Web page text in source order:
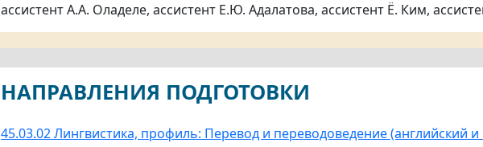
ассистент А.А. Оладеле, ассистент Е.Ю. Адалатова, ассистент Ё. Ким,
НАПРАВЛЕНИЯ ПОДГОТОВКИ
45.03.02 Лингвистика, профиль: Перевод и переводоведение (английский и